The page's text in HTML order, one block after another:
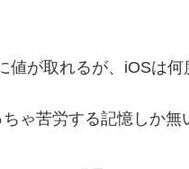
が取れるが、iOSは何
ゃ苦労する記憶しか